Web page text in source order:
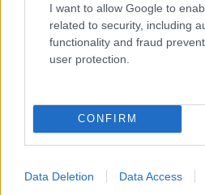
I want to allow Google to
related to security, including
functionality and fraud
user protection.
CONFIRM
Data Deletion Data Access
Nicolaporro.it è anche su